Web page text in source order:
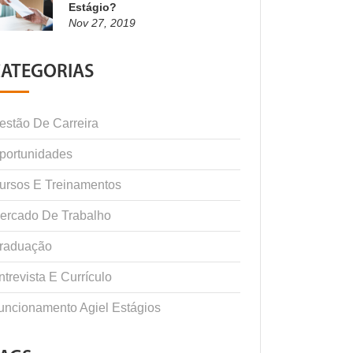
Estágio?
Nov 27, 2019
De Carreira
E Treinamentos
De Trabalho
E Currículo
Agiel Estágios